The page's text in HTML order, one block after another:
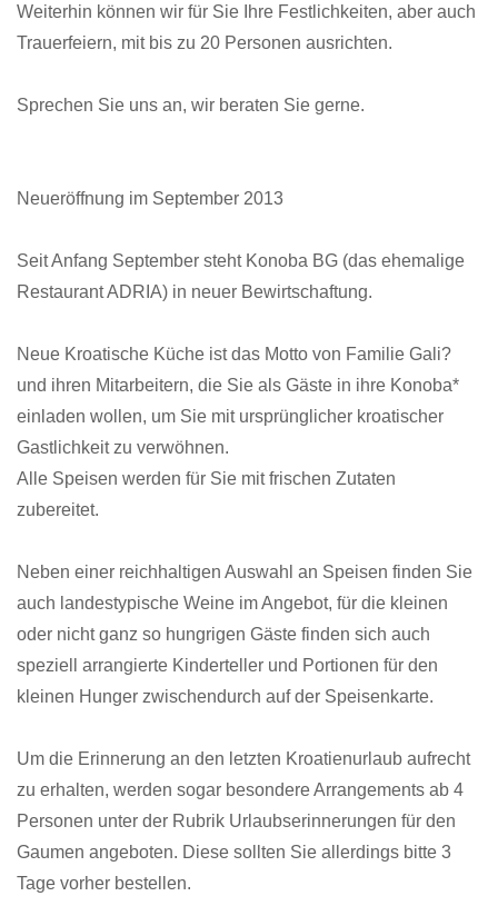
Weiterhin können wir für Sie Ihre Festlichkeiten, aber auch
Trauerfeiern, mit bis zu 20 Personen ausrichten.
Sprechen Sie uns an, wir beraten Sie gerne.
Neueröffnung im September 2013
Seit Anfang September steht Konoba BG (das ehemalige
Restaurant ADRIA) in neuer Bewirtschaftung.
Neue Kroatische Küche ist das Motto von Familie Gali?
und ihren Mitarbeitern, die Sie als Gäste in ihre Konoba*
einladen wollen, um Sie mit ursprünglicher kroatischer
Gastlichkeit zu verwöhnen.
Alle Speisen werden für Sie mit frischen Zutaten
zubereitet.
Neben einer reichhaltigen Auswahl an Speisen finden Sie
auch landestypische Weine im Angebot, für die kleinen
oder nicht ganz so hungrigen Gäste finden sich auch
speziell arrangierte Kinderteller und Portionen für den
kleinen Hunger zwischendurch auf der Speisenkarte.
Um die Erinnerung an den letzten Kroatienurlaub aufrecht
zu erhalten, werden sogar besondere Arrangements ab 4
Personen unter der Rubrik Urlaubserinnerungen für den
Gaumen angeboten. Diese sollten Sie allerdings bitte 3
Tage vorher bestellen.